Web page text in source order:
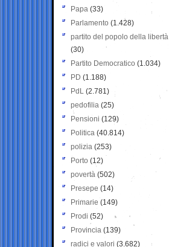
Papa (33)
Parlamento (1.428)
partito del popolo della libertà
(30)
Partito Democratico (1.034)
PD (1.188)
PdL (2.781)
pedofilia (25)
Pensioni (129)
Politica (40.814)
polizia (253)
Porto (12)
povertà (502)
Presepe (14)
Primarie (149)
Prodi (52)
Provincia (139)
radici e valori (3.682)